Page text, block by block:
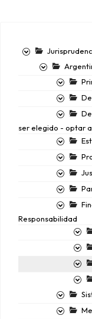
ser elegido - optar
Responsabilidad